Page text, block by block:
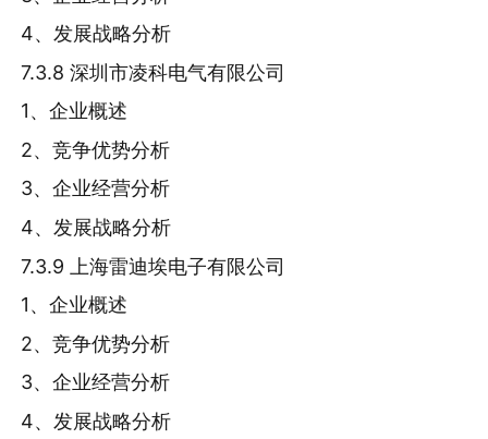
4、发展战略分析
7.3.8 深圳市凌科电气有限公司
1、企业概述
2、竞争优势分析
3、企业经营分析
4、发展战略分析
7.3.9 上海雷迪埃电子有限公司
1、企业概述
2、竞争优势分析
3、企业经营分析
4、发展战略分析